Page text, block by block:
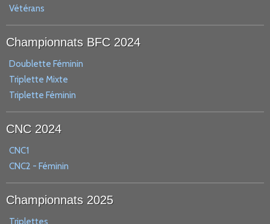
Vétérans
Championnats BFC 2024
Doublette Féminin
Triplette Mixte
Triplette Féminin
CNC 2024
CNC1
CNC2 - Féminin
Championnats 2025
Triplettes